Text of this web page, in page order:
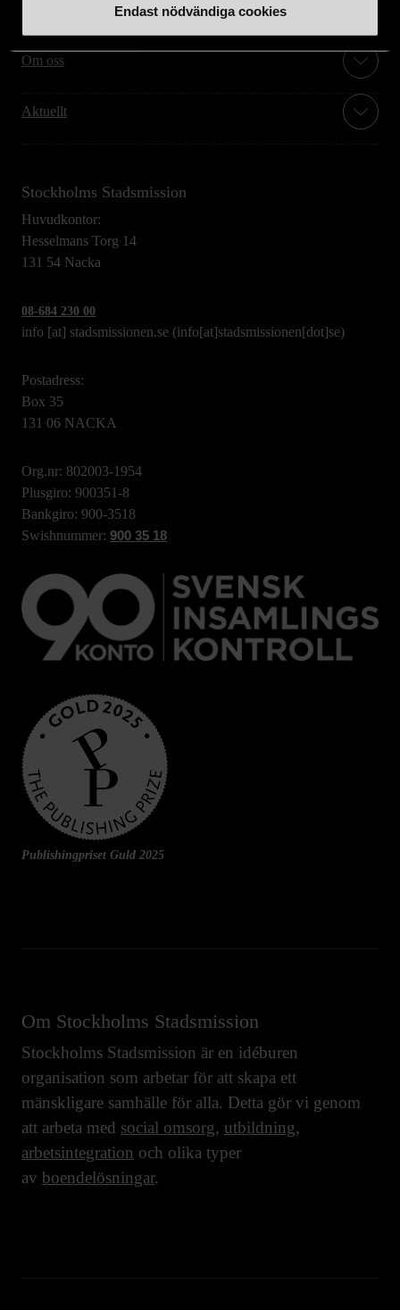
Endast nödvändiga cookies
Handla second hand online
Om oss
Aktuellt
Stockholms Stadsmission
Huvudkontor:
Hesselmans Torg 14
131 54 Nacka
08-684 230 00
info [at] stadsmissionen.se (info[at]stadsmissionen[dot]se)
Postadress:
Box 35
131 06 NACKA
Org.nr: 802003-1954
Plusgiro: 900351-8
Bankgiro: 900-3518
Swishnummer: 900 35 18
Publishingpriset Guld 2025
Om Stockholms Stadsmission
Stockholms Stadsmission är en idéburen
organisation som arbetar för att skapa ett
mänskligare samhälle för alla. Detta gör vi genom
att arbeta med social omsorg, utbildning,
arbetsintegration och olika typer
av boendelösningar.